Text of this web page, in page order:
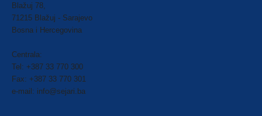
Blažuj 78,
71215 Blažuj - Sarajevo
Bosna i Hercegovina
Centrala:
Tel: +387 33 770 300
Fax: +387 33 770 301
e-mail: info@sejari.ba